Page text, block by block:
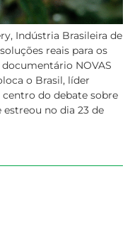
Indústria Brasileira de
reais para os
NOVAS
o Brasil, líder
do debate sobre
no dia 23 de